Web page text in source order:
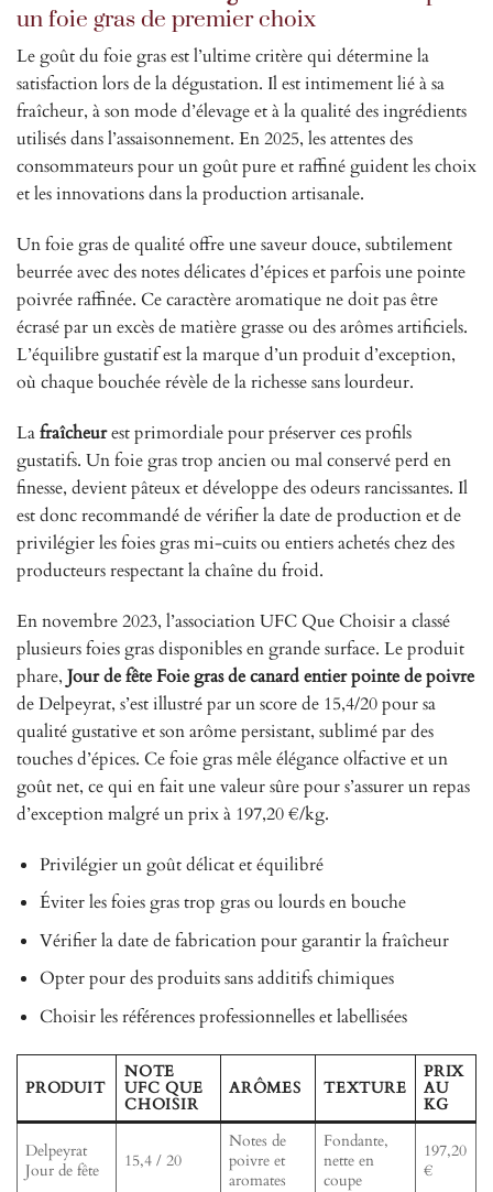
un foie gras de premier choix
Le goût du foie gras est l’ultime critère qui détermine la
satisfaction lors de la dégustation. Il est intimement lié à sa
fraîcheur, à son mode d’élevage et à la qualité des ingrédients
utilisés dans l’assaisonnement. En 2025, les attentes des
consommateurs pour un goût pure et raffiné guident les choix
et les innovations dans la production artisanale.
Un foie gras de qualité offre une saveur douce, subtilement
beurrée avec des notes délicates d’épices et parfois une pointe
poivrée raffinée. Ce caractère aromatique ne doit pas être
écrasé par un excès de matière grasse ou des arômes artificiels.
L’équilibre gustatif est la marque d’un produit d’exception,
où chaque bouchée révèle de la richesse sans lourdeur.
Lafraîcheurest primordiale pour préserver ces profils
gustatifs. Un foie gras trop ancien ou mal conservé perd en
finesse, devient pâteux et développe des odeurs rancissantes. Il
est donc recommandé de vérifier la date de production et de
privilégier les foies gras mi-cuits ou entiers achetés chez des
producteurs respectant la chaîne du froid.
En novembre 2023, l’association UFC Que Choisir a classé
plusieurs foies gras disponibles en grande surface. Le produit
phare, Jour de fête Foie gras de canard entier pointe de poivre
de Delpeyrat, s’est illustré par un score de 15,4/20 pour sa
qualité gustative et son arôme persistant, sublimé par des
touches d’épices. Ce foie gras mêle élégance olfactive et un
goût net, ce qui en fait une valeur sûre pour s’assurer un repas
d’exception malgré un prix à 197,20 €/kg.
Privilégier un goût délicat et équilibré
Éviter les foies gras trop gras ou lourds en bouche
Vérifier la date de fabrication pour garantir la fraîcheur
Opter pour des produits sans additifs chimiques
Choisir les références professionnelles et labellisées
PRODUIT
NOTE
UFC QUE
CHOISIR
ARÔMES TEXTURE
PRIX
AU
KG
Delpeyrat
Jour de fête
15,4 / 20
Notes de
poivre et
aromates
Fondante,
nette en
coupe
197,20
€